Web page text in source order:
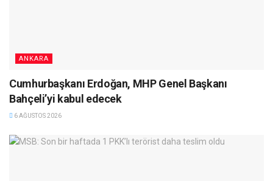
ANKARA
Cumhurbaşkanı Erdoğan, MHP Genel Başkanı
Bahçeli’yi kabul edecek
6 AĞUSTOS 2026